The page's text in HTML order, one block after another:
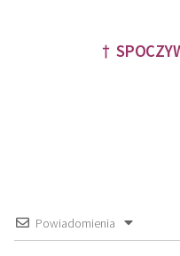
†
Powiadomienia